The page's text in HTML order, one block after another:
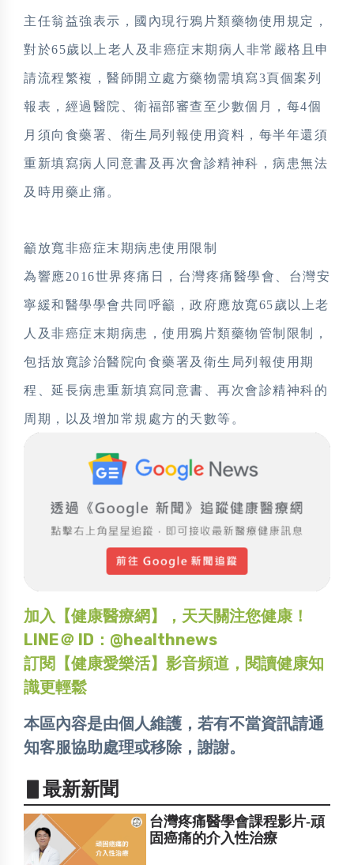
主任翁益強表示，國內現行鴉片類藥物使用規定，
對於65歲以上老人及非癌症末期病人非常嚴格且申
請流程繁複，醫師開立處方藥物需填寫3頁個案列
報表，經過醫院、衛福部審查至少數個月，每4個
月須向食藥署、衛生局列報使用資料，每半年還須
重新填寫病人同意書及再次會診精神科，病患無法
及時用藥止痛。
籲放寬非癌症末期病患使用限制
為響應2016世界疼痛日，台灣疼痛醫學會、台灣安
寧緩和醫學學會共同呼籲，政府應放寬65歲以上老
人及非癌症末期病患，使用鴉片類藥物管制限制，
包括放寬診治醫院向食藥署及衛生局列報使用期
程、延長病患重新填寫同意書、再次會診精神科的
周期，以及增加常規處方的天數等。
加入【健康醫療網】，天天關注您健康！
LINE＠ ID：@healthnews
訂閱【健康愛樂活】影音頻道，閱讀健康知
識更輕鬆
本區內容是由個人維護，若有不當資訊請通
知客服協助處理或移除，謝謝。
▋最新新聞
台灣疼痛醫學會課程影片-頑
固癌痛的介入性治療